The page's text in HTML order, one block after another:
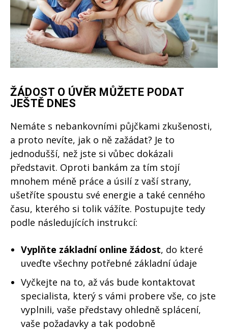
ŽÁDOST O ÚVĚR MŮŽETE PODAT
JEŠTĚ DNES
Nemáte s nebankovními půjčkami zkušenosti,
a proto nevíte, jak o ně zažádat? Je to
jednodušší, než jste si vůbec dokázali
představit. Oproti bankám za tím stojí
mnohem méně práce a úsilí z vaší strany,
ušetříte spoustu své energie a také cenného
času, kterého si tolik vážíte. Postupujte tedy
podle následujících instrukcí:
Vyplňte základní online žádost, do které
uveďte všechny potřebné základní údaje
Vyčkejte na to, až vás bude kontaktovat
specialista, který s vámi probere vše, co jste
vyplnili, vaše představy ohledně splácení,
vaše požadavky a tak podobně